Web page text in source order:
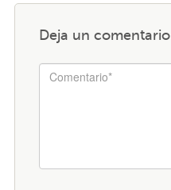
Deja un comentario